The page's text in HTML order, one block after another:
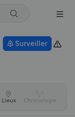
Surveiller
Lieux Chronologie